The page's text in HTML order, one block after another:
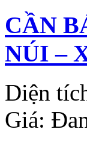
CẦN
NÚI –
Diện
Giá: